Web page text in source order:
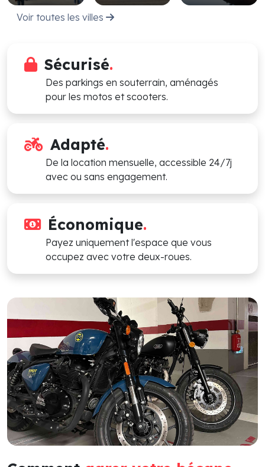
Voir toutes les villes
Sécurisé.
Des parkings en souterrain, aménagés
pour les motos et scooters.
Adapté.
De la location mensuelle, accessible 24/7j
avec ou sans engagement.
Économique.
Payez uniquement l'espace que vous
occupez avec votre deux-roues.